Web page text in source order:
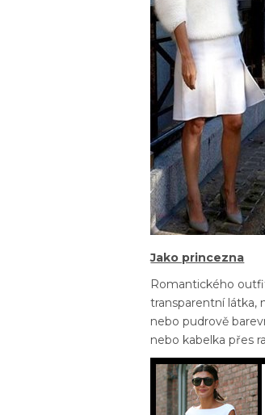
Jako princezna
Romantického
transparentní látka,
nebo pudrově
nebo kabelka přes